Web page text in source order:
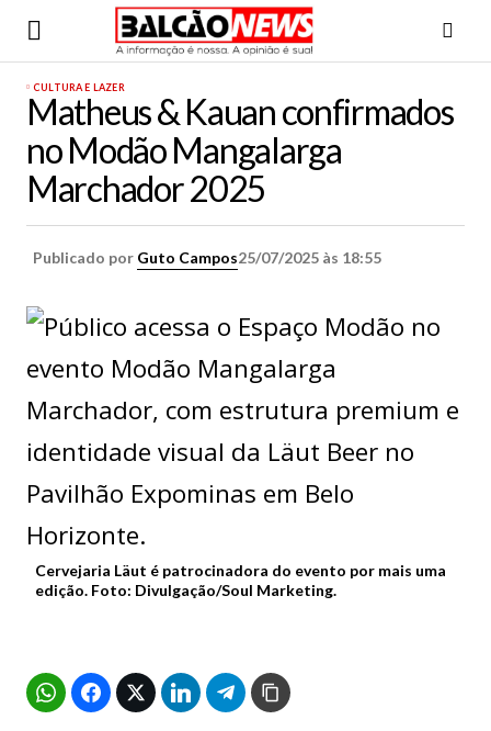
CULTURA E LAZER
Matheus & Kauan confirmados
no Modão Mangalarga
Marchador 2025
Publicado por Guto Campos25/07/2025 às 18:55
Cervejaria Läut é patrocinadora do evento por mais uma
edição. Foto: Divulgação/Soul Marketing.